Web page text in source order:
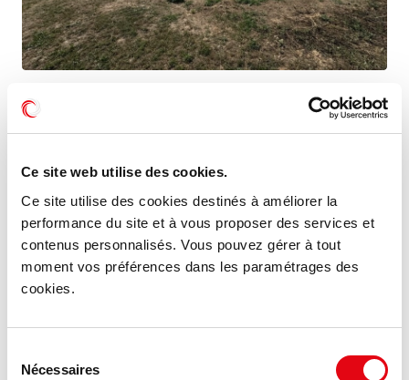
Ce site web utilise des cookies.
Ce site utilise des cookies destinés à améliorer la
performance du site et à vous proposer des services et
contenus personnalisés. Vous pouvez gérer à tout
moment vos préférences dans les paramétrages des
cookies.
Nécessaires
Location Terrain DUPPIGHEIM
11 rue des Platanes, 67120 DUPPIGHEIM
10 €
HT HC/m²/an
MIS À JOUR